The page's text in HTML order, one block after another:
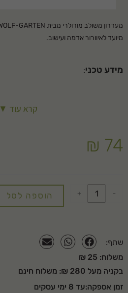
מעדרון משולב מודולרי מבית WOLF-GARTEN גרמניה.
מיועד לאיוורור אדמה ועישוב.
מידע טכני:
חומר: פלדה מוקשחת מגולוונת ומצופה לק.
קרא עוד ▼
₪ 74
-
+ הוספה לסל
שתף:
משלוח: 25 ₪
בקניה מעל 280 ₪: משלוח חינם
זמן אספקה:עד 8 ימי עסקים